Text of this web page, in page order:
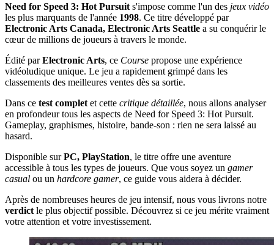
Need for Speed 3: Hot Pursuit s'impose comme l'un des jeux vidéo
les plus marquants de l'année 1998. Ce titre développé par
Electronic Arts Canada, Electronic Arts Seattle a su conquérir le
cœur de millions de joueurs à travers le monde.
Édité parElectronic Arts, ce Course propose une expérience
vidéoludique unique. Le jeu a rapidement grimpé dans les
classements des meilleures ventes dès sa sortie.
Dans ce test complet et cette critique détaillée, nous allons analyser
en profondeur tous les aspects de Need for Speed 3: Hot Pursuit.
Gameplay, graphismes, histoire, bande-son : rien ne sera laissé au
hasard.
Disponible surPC, PlayStation, le titre offre une aventure
accessible à tous les types de joueurs. Que vous soyez un gamer
casual ou un hardcore gamer, ce guide vous aidera à décider.
Après de nombreuses heures de jeu intensif, nous vous livrons notre
verdict le plus objectif possible. Découvrez si ce jeu mérite vraiment
votre attention et votre investissement.